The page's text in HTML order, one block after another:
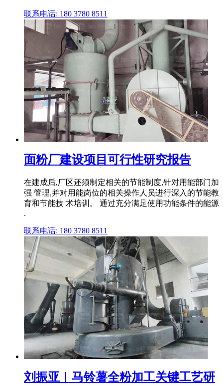
联系电话: 180 3780 8511
面粉厂建设项目可行性研究报告
在建成后,厂区还须制定相关的节能制度,针对用能部门加
强 管理,并对用能岗位的相关操作人员进行深入的节能教
育和节能技 术培训。 通过充分满足使用功能条件的能源
.
联系电话: 180 3780 8511
刘振亚︱马铃薯全粉加工关键工艺研